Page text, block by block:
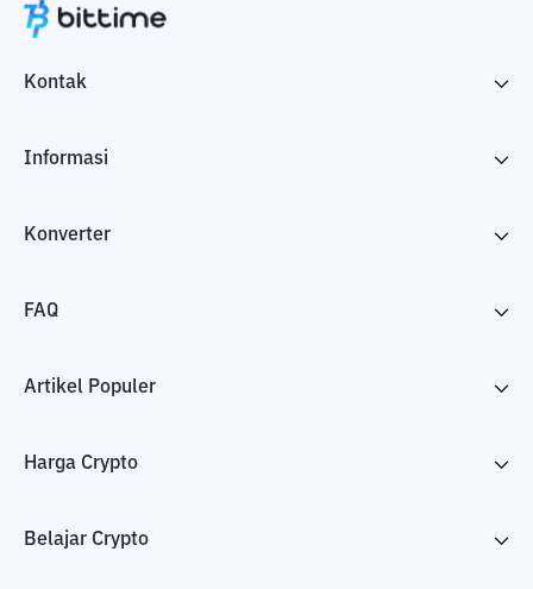
Kontak
Informasi
Konverter
FAQ
Artikel Populer
Harga Crypto
Belajar Crypto